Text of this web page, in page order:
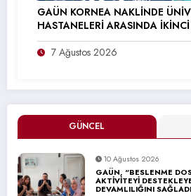
GÜNCEL
10 Ağustos 2026
GAÜN, “BESLENME
AKTİVİTEYİ
DEVAMLILIĞINI SAĞLADI
GAÜN KORNEA NAKLİNDE
HASTANELERİ ARASINDA
7 Ağustos 2026